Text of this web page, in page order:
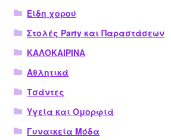
Είδη χορού
Στολές Party και Παραστάσεων
ΚΑΛΟΚΑΙΡΙΝΑ
Αθλητικά
Τσάντες
Υγεία και Ομορφιά
Γυναικεία Μόδα